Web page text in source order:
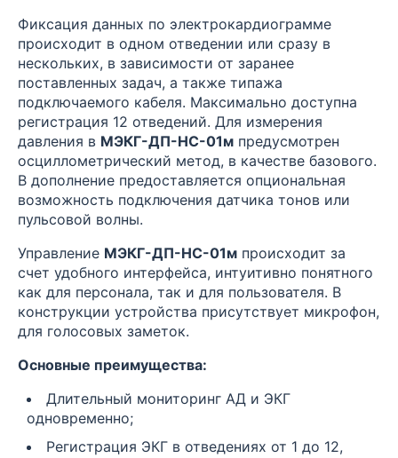
Фиксация данных по электрокардиограмме
происходит в одном отведении или сразу в
нескольких, в зависимости от заранее
поставленных задач, а также типажа
подключаемого кабеля. Максимально доступна
регистрация 12 отведений. Для измерения
давления в МЭКГ-ДП-НС-01м предусмотрен
осциллометрический метод, в качестве базового.
В дополнение предоставляется опциональная
возможность подключения датчика тонов или
пульсовой волны.
Управление МЭКГ-ДП-НС-01м происходит за
счет удобного интерфейса, интуитивно понятного
как для персонала, так и для пользователя. В
конструкции устройства присутствует микрофон,
для голосовых заметок.
Основные преимущества:
Длительный мониторинг АД и ЭКГ
одновременно;
Регистрация ЭКГ в отведениях от 1 до 12,